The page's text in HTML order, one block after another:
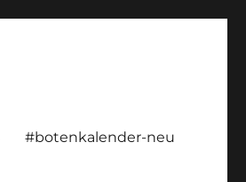
#botenkalender-neu